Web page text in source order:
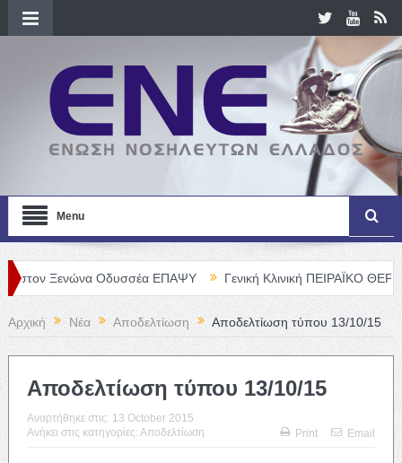
Menu
Οδυσσέα ΕΠΑΨΥ Γενική Κλινική ΠΕΙΡΑΪΚΟ
Αρχική Νέα Αποδελτίωση Αποδελτίωση τύπου 13/10/15
Αποδελτίωση τύπου 13/10/15
Αναρτήθηκε στις: 13 October 2015
Ανήκει στις κατηγορίες: Αποδελτίωση Print Email